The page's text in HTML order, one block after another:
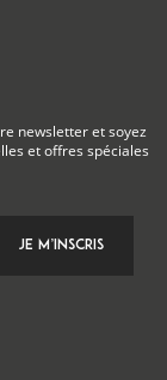
newsletter et soyez
et offres spéciales